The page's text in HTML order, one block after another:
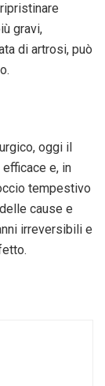
gravi,
di artrosi, può
oggi il
e, in
tempestivo
cause e
irreversibili e